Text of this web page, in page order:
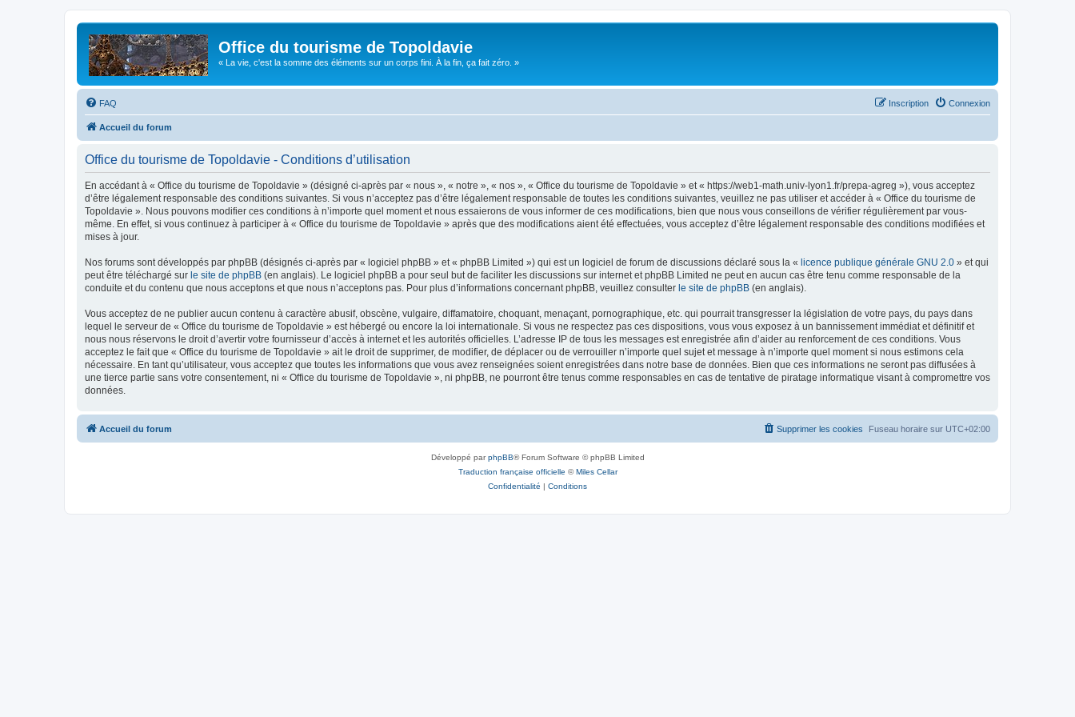
Office du tourisme de Topoldavie
« La vie, c'est la somme des éléments sur un corps fini. À la fin, ça fait zéro. »
FAQ Connexion
Inscription
Accueil du forum
Office du tourisme de Topoldavie - Conditions d’utilisation
En accédant à « Office du tourisme de Topoldavie » (désigné ci-après par « nous », « notre », « nos », « Office du tourisme de Topoldavie » et « https://web1-math.univ-lyon1.fr/prepa-agreg »), vous acceptez
d’être légalement responsable des conditions suivantes. Si vous n’acceptez pas d’être légalement responsable de toutes les conditions suivantes, veuillez ne pas utiliser et accéder à « Office du tourisme de
Topoldavie ». Nous pouvons modifier ces conditions à n’importe quel moment et nous essaierons de vous informer de ces modifications, bien que nous vous conseillons de vérifier régulièrement par vous-
même. En effet, si vous continuez à participer à « Office du tourisme de Topoldavie » après que des modifications aient été effectuées, vous acceptez d’être légalement responsable des conditions modifiées et
mises à jour.
Nos forums sont développés par phpBB (désignés ci-après par « logiciel phpBB » et « phpBB Limited ») qui est un logiciel de forum de discussions déclaré sous la « licence publique générale GNU 2.0 » et qui
peut être téléchargé sur le site de phpBB (en anglais). Le logiciel phpBB a pour seul but de faciliter les discussions sur internet et phpBB Limited ne peut en aucun cas être tenu comme responsable de la
conduite et du contenu que nous acceptons et que nous n’acceptons pas. Pour plus d’informations concernant phpBB, veuillez consulter le site de phpBB (en anglais).
Vous acceptez de ne publier aucun contenu à caractère abusif, obscène, vulgaire, diffamatoire, choquant, menaçant, pornographique, etc. qui pourrait transgresser la législation de votre pays, du pays dans
lequel le serveur de « Office du tourisme de Topoldavie » est hébergé ou encore la loi internationale. Si vous ne respectez pas ces dispositions, vous vous exposez à un bannissement immédiat et définitif et
nous nous réservons le droit d’avertir votre fournisseur d’accès à internet et les autorités officielles. L’adresse IP de tous les messages est enregistrée afin d’aider au renforcement de ces conditions. Vous
acceptez le fait que « Office du tourisme de Topoldavie » ait le droit de supprimer, de modifier, de déplacer ou de verrouiller n’importe quel sujet et message à n’importe quel moment si nous estimons cela
nécessaire. En tant qu’utilisateur, vous acceptez que toutes les informations que vous avez renseignées soient enregistrées dans notre base de données. Bien que ces informations ne seront pas diffusées à
une tierce partie sans votre consentement, ni « Office du tourisme de Topoldavie », ni phpBB, ne pourront être tenus comme responsables en cas de tentative de piratage informatique visant à compromettre vos
données.
Accueil du forum Fuseau horaire sur UTC+02:00
Supprimer les cookies
Développé parphpBB® Forum Software © phpBB Limited
Traduction française officielle ©Miles Cellar
Confidentialité | Conditions